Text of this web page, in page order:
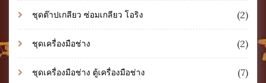
ชุดต๊าปเกลียว ซ่อมเกลียว โอริง (2)
ชุดเครื่องมือช่าง (2)
ชุดเครื่องมือช่าง ตู้เครื่องมือช่าง (7)